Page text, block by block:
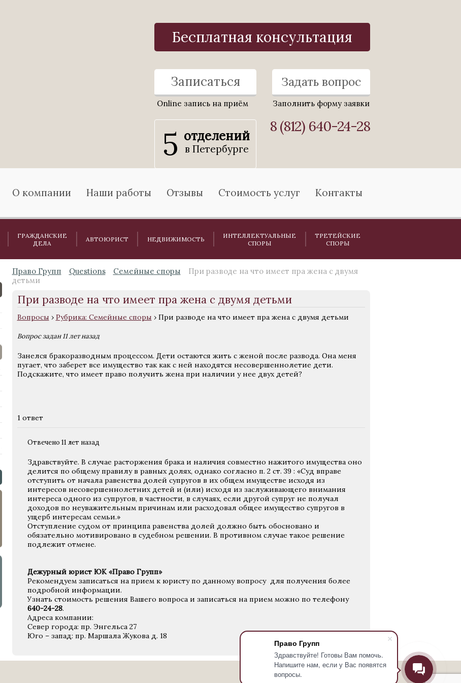
Право Групп
Здравствуйте! Готовы Вам помочь.
Напишите нам, если у Вас появятся
вопросы.
Бесплатная консультация
Записаться
Online запись на приём
Задать вопрос
Заполнить форму заявки
5 отделений
в Петербурге
8 (812) 640-24-28
О компании Наши работы Отзывы Стоимость услуг Контакты
ГРАЖДАНСКИЕ
ДЕЛА
АВТОЮРИСТ НЕДВИЖИМОСТЬ
ИНТЕЛЛЕКТУАЛЬНЫЕ
СПОРЫ
ТРЕТЕЙСКИЕ
СПОРЫ
Право Групп Questions Семейные споры
При разводе на что имеет пра жена с двумя
детьми
При разводе на что имеет пра жена с двумя детьми
Вопросы › Рубрика: Семейные споры › При разводе на что имеет пра жена с двумя детьми
Вопрос задан 11 лет назад
Занелся бракоразводным процессом. Дети остаются жить с женой после развода. Она меня
пугает, что заберет все имущество так как с ней находятся несовершеннолетие дети.
Подскажите, что имеет право получить жена при наличии у нее двух детей?
1 ответ
Отвечено 11 лет назад
Здравствуйте. В случае расторжения брака и наличия совместно нажитого имущества оно
делится по общему правилу в равных долях, однако согласно п. 2 ст. 39 : «Суд вправе
отступить от начала равенства долей супругов в их общем имуществе исходя из
интересов несовершеннолетних детей и (или) исходя из заслуживающего внимания
интереса одного из супругов, в частности, в случаях, если другой супруг не получал
доходов по неуважительным причинам или расходовал общее имущество супругов в
ущерб интересам семьи.»
Отступление судом от принципа равенства долей должно быть обосновано и
обязательно мотивировано в судебном решении. В противном случае такое решение
подлежит отмене.
Дежурный юрист ЮК «Право Групп»
Рекомендуем записаться на прием к юристу по данному вопросу для получения более
подробной информации.
Узнать стоимость решения Вашего вопроса и записаться на прием можно по телефону
640-24-28.
Адреса компании:
Север города: пр. Энгельса 27
Юго – запад: пр. Маршала Жукова д. 18